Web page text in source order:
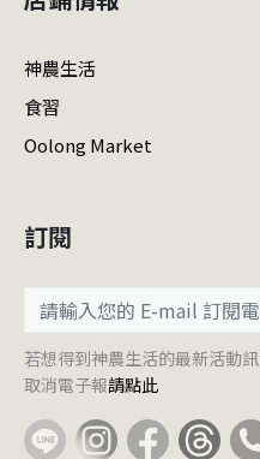
神農生活
食習
Oolong Market
訂閱
若想得到神農生活的最新活動
取消電子報請點此